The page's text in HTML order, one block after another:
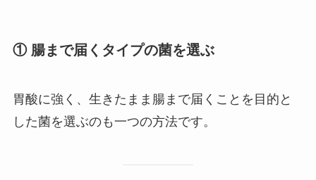
① 腸まで届くタイプの菌を選ぶ
胃酸に強く、生きたまま腸まで届くことを目的と
した菌を選ぶのも一つの方法です。